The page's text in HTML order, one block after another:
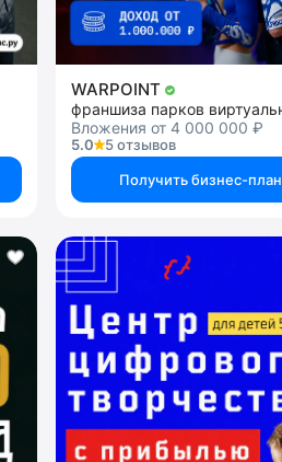
WARPOINT
Вложения от 4 000 000 ₽
5.0
5 отзывов
Получить бизнес-план